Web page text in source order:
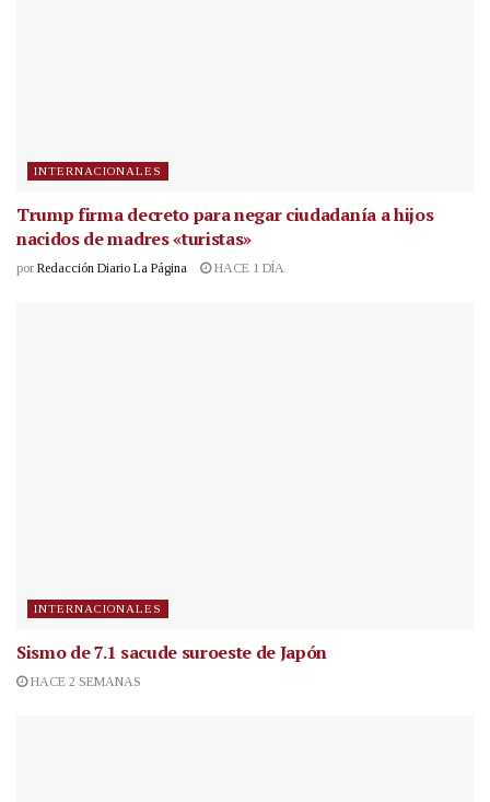
INTERNACIONALES
Trump firma decreto para negar ciudadanía a hijos
nacidos de madres «turistas»
por Redacción Diario La Página HACE 1 DÍA
INTERNACIONALES
Sismo de 7.1 sacude suroeste de Japón
HACE 2 SEMANAS